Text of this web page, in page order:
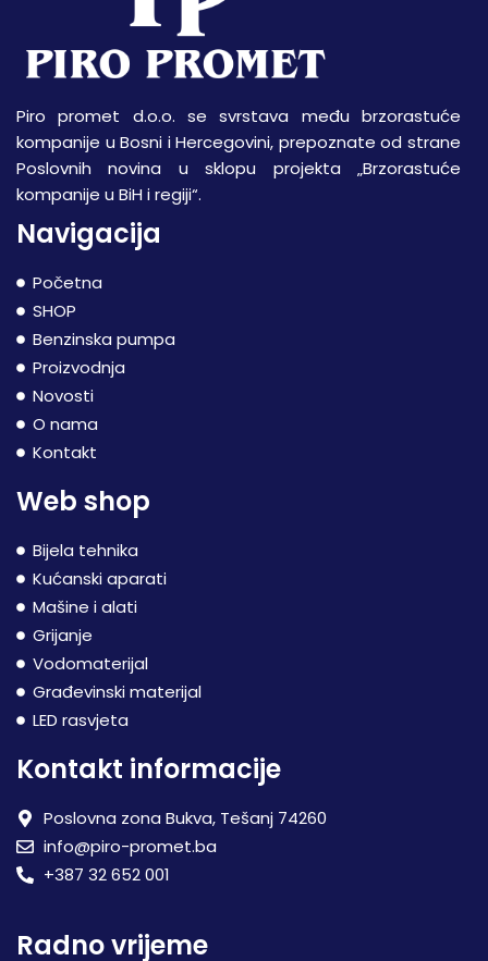
Piro promet d.o.o. se svrstava među brzorastuće
kompanije u Bosni i Hercegovini, prepoznate od strane
Poslovnih novina u sklopu projekta „Brzorastuće
kompanije u BiH i regiji“.
Navigacija
Početna
SHOP
Benzinska pumpa
Proizvodnja
Novosti
O nama
Kontakt
Web shop
Bijela tehnika
Kućanski aparati
Mašine i alati
Grijanje
Vodomaterijal
Građevinski materijal
LED rasvjeta
Kontakt informacije
Poslovna zona Bukva, Tešanj 74260
info@piro-promet.ba
+387 32 652 001
Radno vrijeme